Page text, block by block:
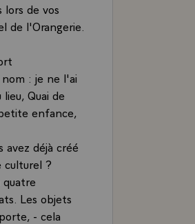
lors de vos
de l'Orangerie.
: je ne l'ai
Quai de
enfance,
avez déjà créé
culturel ?
Les objets
- cela